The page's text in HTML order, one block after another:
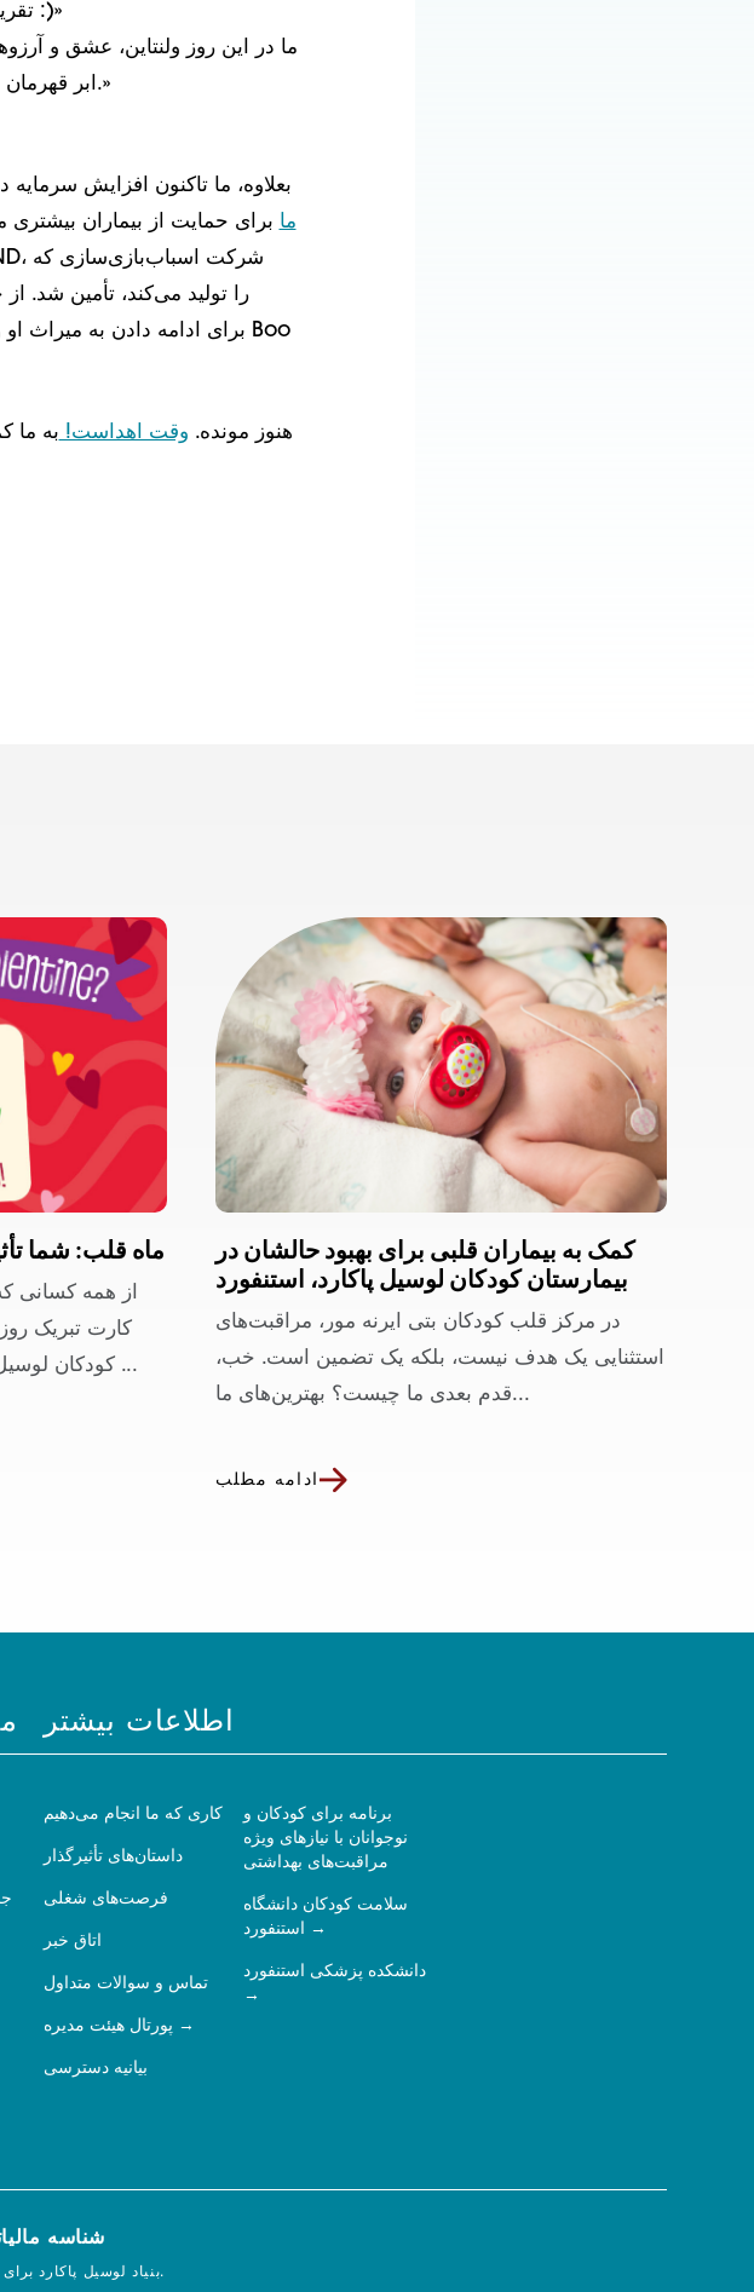
تقریباً هر کاری انجام می‌دهد، شادی به همراه داشته باشد :)»
ابر قهرمان واقعی هستید. شجاعت و قدرت شما الهام‌بخش است.»
بعلاوه، ما تاکنون افزایش سرمایه
ما برای حمایت از بیماران
هنوز مونده. وقت اهداست! به ما
ماه قلب: شما
از همه کسانی
کارت تبریک
کودکان لوسیل پاکارد فرستادند، سپاسگزاریم. ما ...
کمک به بیماران قلبی برای بهبود حالشان در
بیمارستان کودکان لوسیل پاکارد، استنفورد
در مرکز قلب کودکان بتی ایرنه مور، مراقبت‌های
استثنایی یک هدف نیست، بلکه یک تضمین است. خب،
قدم بعدی ما چیست؟ بهترین‌های ما...
ادامه مطلب
اطلاعات بیشتر
کاری که ما انجام می‌دهیم
داستان‌های تأثیرگذار
فرصت‌های شغلی
اتاق خبر
تماس و سوالات متداول
پورتال هیئت مدیره
بیانیه دسترسی
برنامه برای کودکان و
نوجوانان با نیازهای ویژه
مراقبت‌های بهداشتی
سلامت کودکان دانشگاه
استنفورد
دانشکده پزشکی استنفورد
شناسه مالیاتی: 77-
© ۲۰۲۶ بنیاد لوسیل پاکارد برای سلامت کودکان.